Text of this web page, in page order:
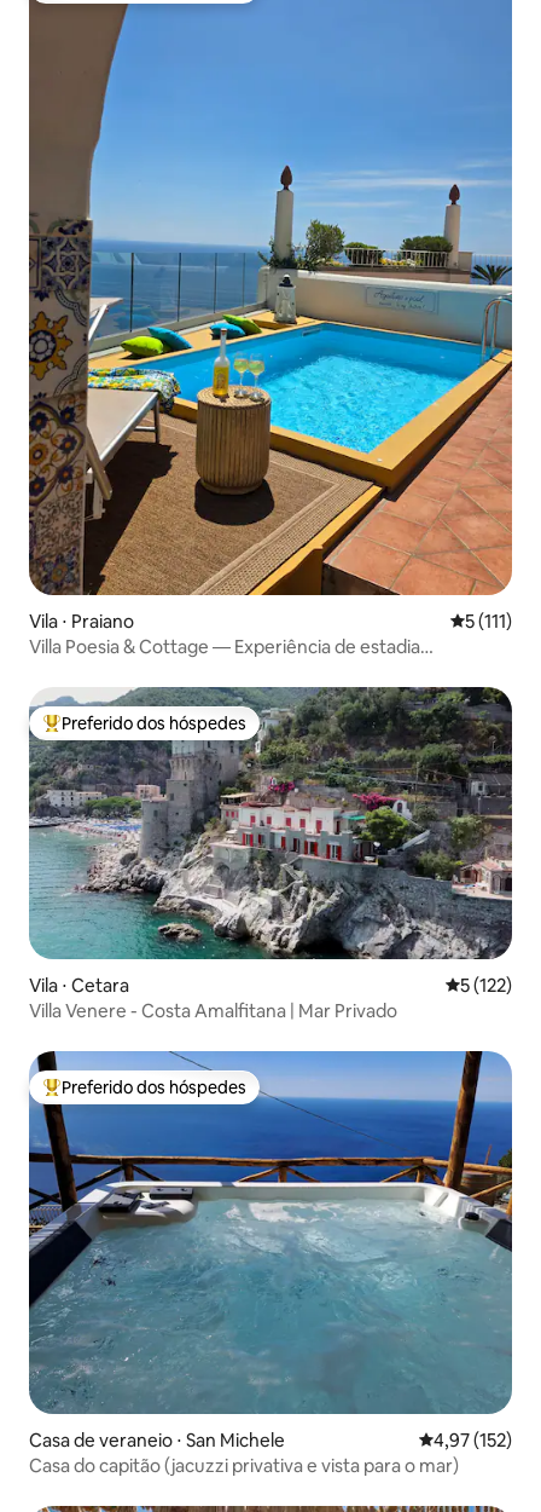
Vila ⋅ Praiano 5 de uma
5 (111)
Villa Poesia & Cottage — Experiência de estadia
Entre os melhores preferidos dos hóspedes
Preferido dos hóspedes
Vila ⋅ Cetara 5 de uma
5 (122)
Villa Venere - Costa Amalfitana | Mar Privado
Entre os melhores preferidos dos hóspedes
Preferido dos hóspedes
Casa de veraneio ⋅ San Michele 4,97 de uma
4,97 (152)
Casa do capitão (jacuzzi privativa e vista para o mar)